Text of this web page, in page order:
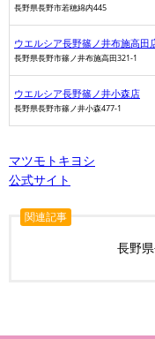
長野県長野市若穂綿内445
ウエルシア長野篠ノ井布施高田
長野県長野市篠ノ井布施高田321-1
ウエルシア長野篠ノ井小森店
長野県長野市篠ノ井小森477-1
マツモトキヨシ
公式サイト
関連記事
長野